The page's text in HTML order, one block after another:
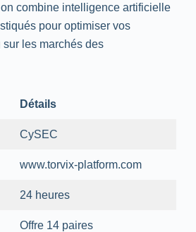
combine intelligence artificielle
pour optimiser vos
les marchés des
Détails
CySEC
www.torvix-platform.com
24 heures
Offre 14 paires